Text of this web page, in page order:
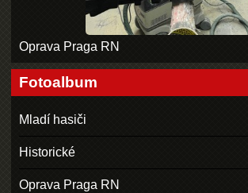
Oprava Praga RN
Fotoalbum
Mladí hasiči
Historické
Oprava Praga RN